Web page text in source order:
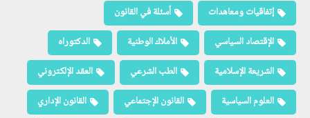
إتفاقيات ومعاهدات
أسئلة في القانون
الإقتصاد السياسي
الأملاك الوطنية
الدكتوراه
الشريعة الإسلامية
الطب الشرعي
العقد الإلكتروني
العلوم السياسية
القانون الإجتماعي
القانون الإداري